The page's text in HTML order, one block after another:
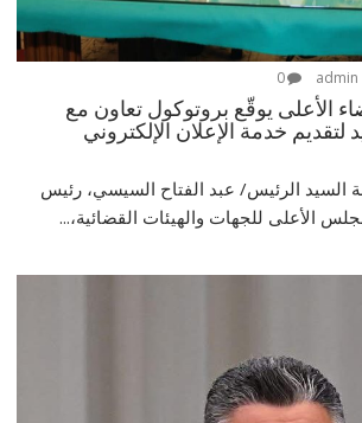
0
الأعلى يوقّع بروتوكول تعاون مع
لتقديم خدمة الإعلان الإلكتروني
السيد الرئيس/ عبد الفتاح السيسي، رئيس
الأعلى للجهات والهيئات القضائية،...